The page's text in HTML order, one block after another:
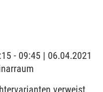
- 09:45 | 06.04.2021
verweist